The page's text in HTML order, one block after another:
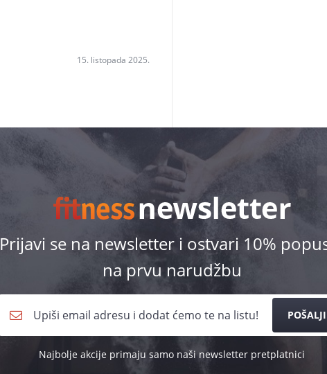
15. listopada 2025.
Prijavi se na newsletter i ostvari 10%
na prvu narudžbu
POŠALJI
Najbolje akcije primaju samo naši newsletter pretplatnici